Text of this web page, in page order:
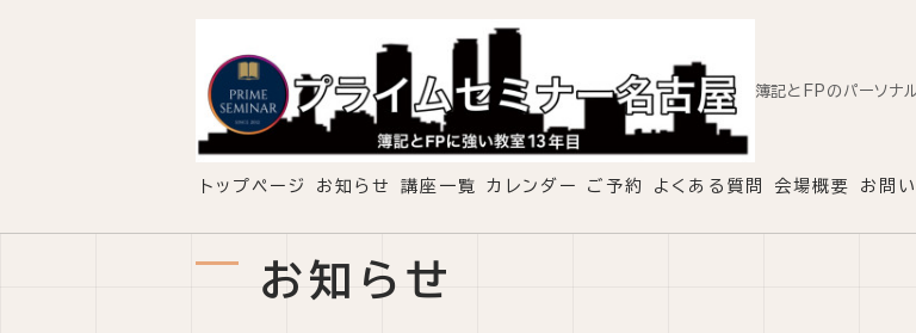
簿記とFPのパーソナ
トップページ お知らせ 講座一覧 カレンダー ご予約 よくある質問 会場概要 お問
お知らせ